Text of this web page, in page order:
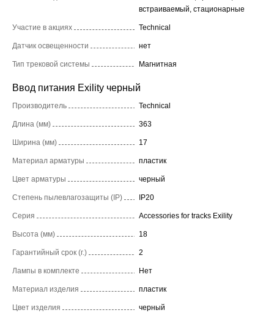
встраиваемый, стационарные
Участие в акциях Technical
Датчик освещенности нет
Тип трековой системы Магнитная
Ввод питания Exility черный
Производитель Technical
Длина (мм) 363
Ширина (мм) 17
Материал арматуры пластик
Цвет арматуры черный
Степень пылевлагозащиты (IP) IP20
Серия Accessories for tracks Exility
Высота (мм) 18
Гарантийный срок (г.) 2
Лампы в комплекте Нет
Материал изделия пластик
Цвет изделия черный